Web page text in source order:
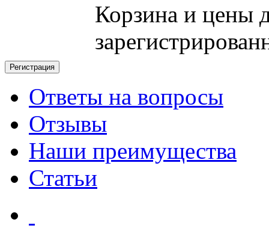
Корзина и цены
Ответы на вопросы
Отзывы
Наши преимущества
Статьи